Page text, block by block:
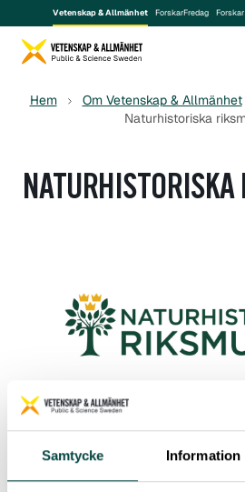
Samtycke Information
Vetenskap & Allmänhet ForskarFredag
Hem Om Vetenskap & Allmänhet
Naturhistoriska
NATURHISTORISKA
Read more